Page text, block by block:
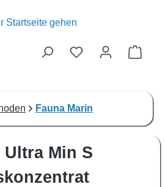
Fauna Marin
Ultra Min S